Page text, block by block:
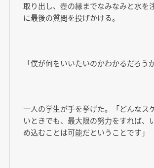
取り出し、壺の縁までなみなみと水を
に最後の質問を投げかける。
「僕が何をいいたいのかわかるだろう
一人の学生が手を挙げた。「どんなス
いときでも、最大限の努力をすれば、
め込むことは可能だということです」